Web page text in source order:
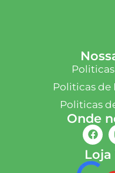
Politicas de
Politicas
Onde
Loja